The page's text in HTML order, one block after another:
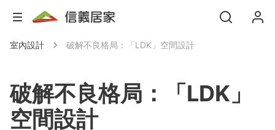
室內設計 破解不良格局：「LDK」空間設計
破解不良格局：「LDK」
空間設計